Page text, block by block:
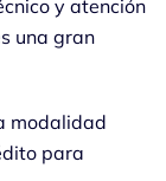
y atención
una gran
modalidad
para